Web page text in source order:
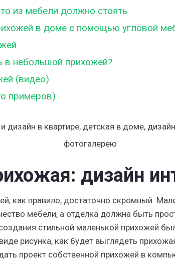
из мебели должно стоять
в доме с помощью угловой
в небольшой прихожей?
(видео)
примеров)
дизайн
как правило, достаточно скромный.
мебели, а отделка должна быть
стильной маленькой прихожей
рисунка, как будет выглядеть
проект собственной прихожей в